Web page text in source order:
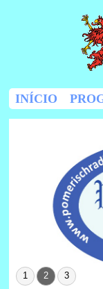
INÍCIO
1 2 3